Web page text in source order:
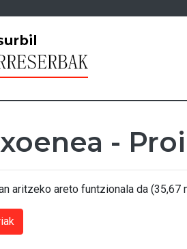
-
aritzeko areto funtzionala da (35,67